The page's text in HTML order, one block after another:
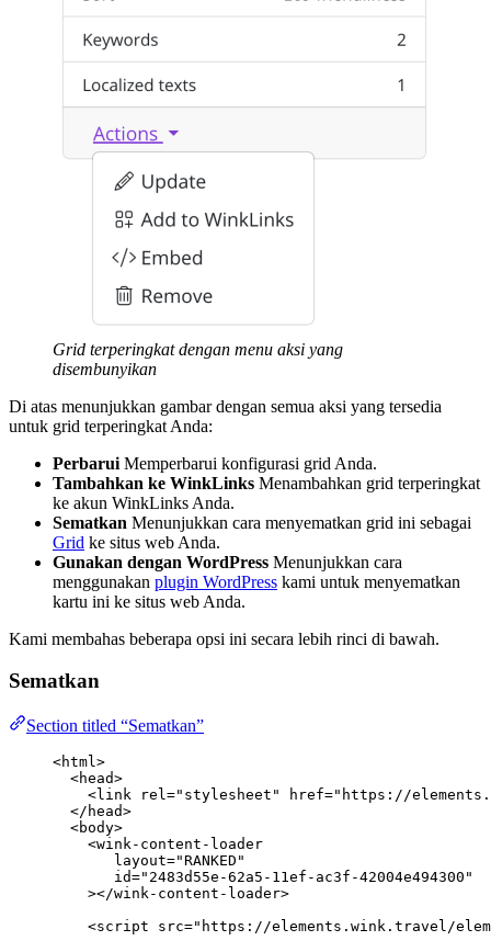
Grid terperingkat dengan menu aksi yang
disembunyikan
Di atas menunjukkan gambar dengan semua aksi yang tersedia
untuk grid terperingkat Anda:
Perbarui Memperbarui konfigurasi grid Anda.
Tambahkan ke WinkLinks Menambahkan grid terperingkat
ke akun WinkLinks Anda.
Sematkan Menunjukkan cara menyematkan grid ini sebagai
Grid ke situs web Anda.
Gunakan dengan WordPress Menunjukkan cara
menggunakan plugin WordPress kami untuk menyematkan
kartu ini ke situs web Anda.
Kami membahas beberapa opsi ini secara lebih rinci di bawah.
Sematkan
Section titled “Sematkan”
<html>
<head>
<link rel=" stylesheet " href=" https://
</ head>
<body>
<wink-content-loader
layout="RANKED "
id=" 2483d55e-62a5-11ef-ac3f-42004e494300 "
></wink-content-loader>
<script src=" https://elements.wink.travel/